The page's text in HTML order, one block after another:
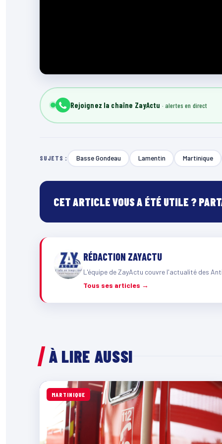
Rejoignez la chaîne ZayActu
SUJETS : Basse Gondeau Lamentin Martinique
CET ARTICLE VOUS A ÉTÉ UTILE ?
RÉDACTION ZAYACTU
L'équipe de ZayActu couvre l'actualité des
Tous ses articles →
À LIRE AUSSI
MARTINIQUE